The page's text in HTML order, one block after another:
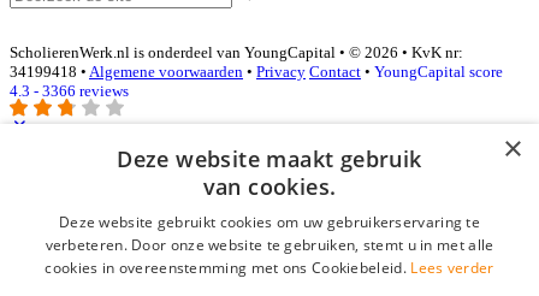
ScholierenWerk.nl is onderdeel van YoungCapital • © 2026 • KvK nr:
34199418 • Algemene voorwaarden • Privacy Contact • YoungCapital score
4.3 - 3366 reviews
E-mail*
Wachtwoord
×
Deze website maakt gebruik
van cookies.
Deze website gebruikt cookies om uw gebruikerservaring te
verbeteren. Door onze website te gebruiken, stemt u in met alle
cookies in overeenstemming met ons Cookiebeleid. Lees verder